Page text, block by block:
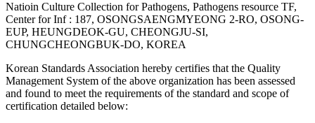
Natioin Culture Collection for Pathogens, Pathogens resource TF,
Center for Inf : 187, OSONGSAENGMYEONG 2-RO, OSONG-
EUP, HEUNGDEOK-GU, CHEONGJU-SI,
CHUNGCHEONGBUK-DO, KOREA
Korean Standards Association hereby certifies that the Quality
Management System of the above organization has been assessed
and found to meet the requirements of the standard and scope of
certification detailed below: